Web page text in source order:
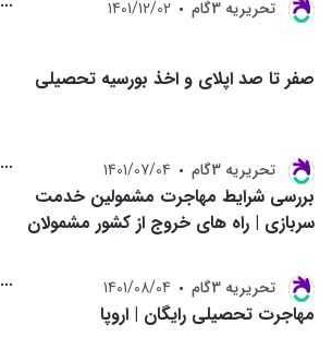
تحريريه 3گام 1401/12/02
صفر تا صد اپلای و اخذ بورسیه تحصیلی
تحريريه 3گام 1401/07/04
بررسی شرایط مهاجرت مشمولین خدمت
سربازی | راه های خروج از کشور مشمولان
تحريريه 3گام 1401/08/04
مهاجرت تحصیلی رایگان | اروپا